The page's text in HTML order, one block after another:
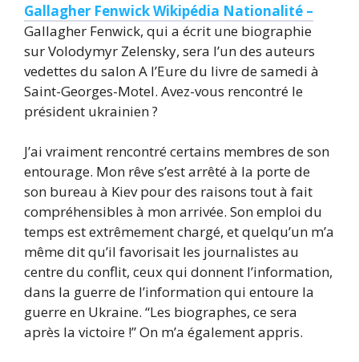
Gallagher Fenwick Wikipédia Nationalité –
Gallagher Fenwick, qui a écrit une biographie
sur Volodymyr Zelensky, sera l’un des auteurs
vedettes du salon A l’Eure du livre de samedi à
Saint-Georges-Motel. Avez-vous rencontré le
président ukrainien ?
J’ai vraiment rencontré certains membres de son
entourage. Mon rêve s’est arrêté à la porte de
son bureau à Kiev pour des raisons tout à fait
compréhensibles à mon arrivée. Son emploi du
temps est extrêmement chargé, et quelqu’un m’a
même dit qu’il favorisait les journalistes au
centre du conflit, ceux qui donnent l’information,
dans la guerre de l’information qui entoure la
guerre en Ukraine. “Les biographes, ce sera
après la victoire !” On m’a également appris.